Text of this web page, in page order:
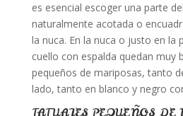
es esencial escoger una parte
naturalmente acotada o
la nuca. En la nuca o justo en la
cuello con espalda quedan muy
pequeños de mariposas, tanto
lado, tanto en blanco y negro
TATUAJES PEQUEÑOS DE